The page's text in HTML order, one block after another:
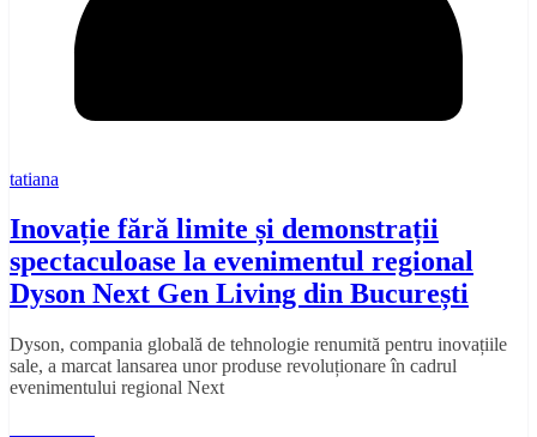
tatiana
Inovație fără limite și demonstrații
spectaculoase la evenimentul regional
Dyson Next Gen Living din București
Dyson, compania globală de tehnologie renumită pentru inovațiile
sale, a marcat lansarea unor produse revoluționare în cadrul
evenimentului regional Next